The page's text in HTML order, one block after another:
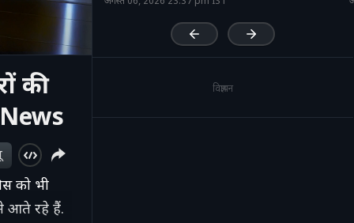
की
को भी
आते रहे हैं.
विज्ञापन